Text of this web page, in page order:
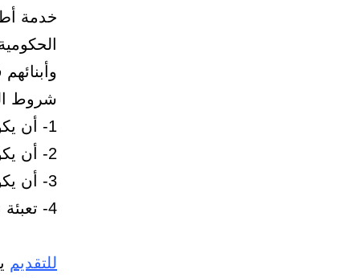
خدمة
شروط
1- أن يكون المتقدم – المتقدمة سعودي الجنسية .
2- أن يكون العمر ما بين 18 و لا يزيد عن 55 عاماً .
3- أن يكونوا ممن يشملهم الضّمان الإجتماعي .
4- تعبئة نموذج التسيجل بالخدمة عبر الرابط الموضح أدناه .
للتقديم